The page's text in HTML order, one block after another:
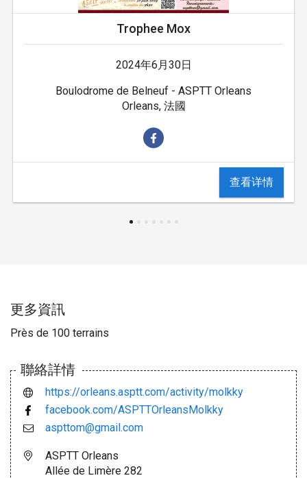
Trophee Mox
2024年6月30日
Boulodrome de Belneuf - ASPTT Orleans
Orleans, 法國
查看详情
更多資訊
Près de 100 terrains
聯絡詳情
https://orleans.asptt.com/activity/molkky
facebook.com/ASPTTOrleansMolkky
aspttom@gmail.com
ASPTT Orleans
Allée de Limère 282